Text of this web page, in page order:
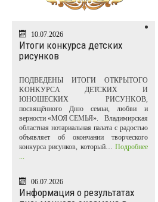
10.07.2026
Итоги конкурса детских
рисунков
ПОДВЕДЕНЫ ИТОГИ ОТКРЫТОГО
KOHKУPCA ДЕТСКИХ И
ЮНОШЕСКИХ PИCУHKOB,
посвящённого Дню семьи, любви и
верности «МОЯ СЕМЬЯ». Владимирская
областная нотариальная палата с радостью
объявляет об окончании творческого
конкурса рисунков, который… Подробнее
...
06.07.2026
Информация о результатах